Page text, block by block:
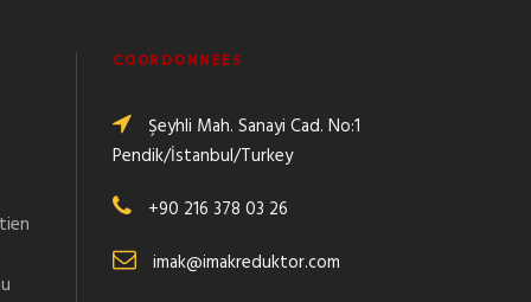
COORDONNÉES
Şeyhli Mah. Sanayi Cad. No:1
Pendik/İstanbul/Turkey
+90 216 378 03 26
imak@imakreduktor.com